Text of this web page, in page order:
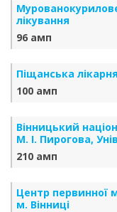
лікування
96 амп
Піщанська
100 амп
Вінницький
М. І. Пирогова,
210 амп
Центр первинної
м. Вінниці